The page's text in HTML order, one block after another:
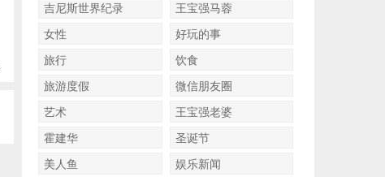
吉尼斯世界纪录
王宝强马蓉
女性
好玩的事
旅行
饮食
旅游度假
微信朋友圈
艺术
王宝强老婆
霍建华
圣诞节
美人鱼
娱乐新闻